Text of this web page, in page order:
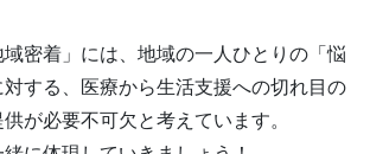
密着」には、地域の一人ひとりの「悩
する、医療から生活支援への切れ目の
が必要不可欠と考えています。